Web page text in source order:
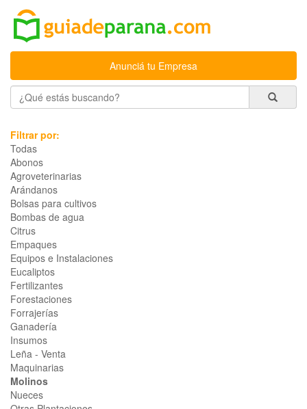
Anunciá tu Empresa
Filtrar por:
Todas
Abonos
Agroveterinarias
Arándanos
Bolsas para cultivos
Bombas de agua
Citrus
Empaques
Equipos e Instalaciones
Eucaliptos
Fertilizantes
Forestaciones
Forrajerías
Ganadería
Insumos
Leña - Venta
Maquinarias
Molinos
Nueces